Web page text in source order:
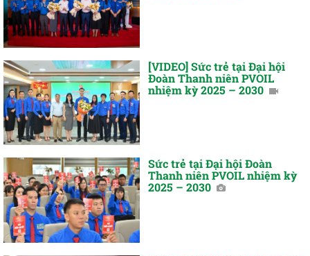
[VIDEO] Sức trẻ tại Đại hội
Đoàn Thanh niên PVOIL
nhiệm kỳ 2025 – 2030
Sức trẻ tại Đại hội Đoàn
Thanh niên PVOIL nhiệm kỳ
2025 – 2030